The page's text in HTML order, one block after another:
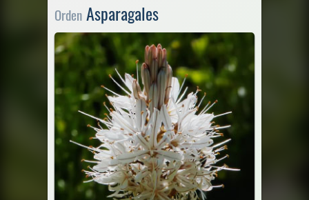
Orden Asparagales